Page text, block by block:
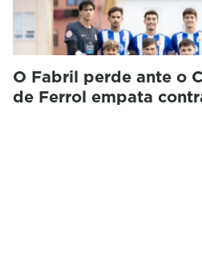
O Fabril perde ante o
de Ferrol empata